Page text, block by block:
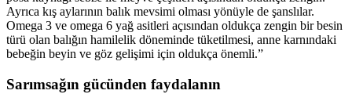
Ayrıca kış aylarının balık mevsimi olması yönüyle de şanslılar.
Omega 3 ve omega 6 yağ asitleri açısından oldukça zengin bir besin
türü olan balığın hamilelik döneminde tüketilmesi, anne karnındaki
bebeğin beyin ve göz gelişimi için oldukça önemli.”
Sarımsağın gücünden faydalanın